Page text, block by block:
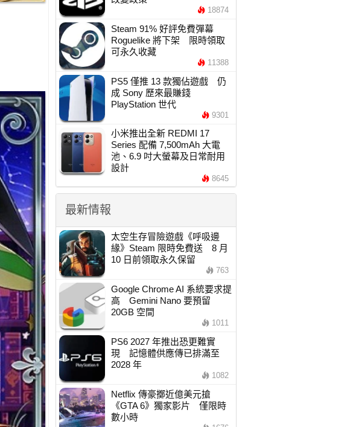
18874
Steam 91% 好評免費彈幕
Roguelike 將下架 限時領取
可永久收藏
11388
PS5 僅推 13 款獨佔遊戲 仍
成 Sony 歷來最賺錢
PlayStation 世代
9301
小米推出全新 REDMI 17
Series 配備 7,500mAh 大電
池、6.9 吋大螢幕及日常耐用
設計
8645
最新情報
太空生存冒險遊戲《呼吸邊
緣》Steam 限時免費送 8 月
10 日前領取永久保留
763
Google Chrome AI 系統要求提
高 Gemini Nano 要預留
20GB 空間
1011
PS6 2027 年推出恐更難實
現 記憶體供應傳已排滿至
2028 年
1082
Netflix 傳豪擲近億美元搶
《GTA 6》獨家影片 僅限時
數小時